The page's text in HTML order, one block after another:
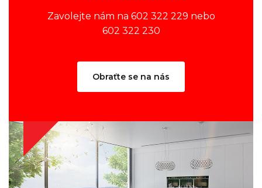
Zavolejte nám na 602 322 229 nebo
602 322 230
Obraťte se na nás